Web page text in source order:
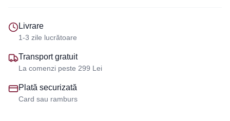
Livrare
1-3 zile lucrătoare
Transport gratuit
La comenzi peste 299 Lei
Plată securizată
Card sau ramburs